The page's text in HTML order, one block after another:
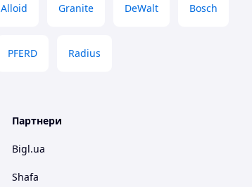
Alloid Granite DeWalt Bosch
PFERD Radius
Партнери
Bigl.ua
Shafa